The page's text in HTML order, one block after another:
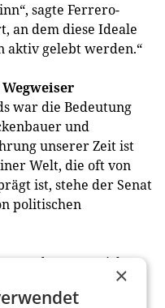
sagte Ferrero-
an dem diese Ideale
aktiv gelebt werden.“
war die Bedeutung
und
unserer Zeit ist
Welt, die oft von
ist, stehe der Senat
politischen
Mondsee war nicht
auch ein
Verantwortung.
×